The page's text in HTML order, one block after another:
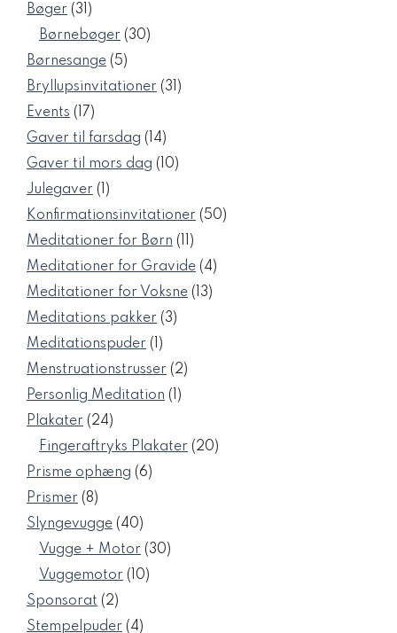
Bøger 31 31
Børnebøger 3030
Børnesange 55
varer
Bryllupsinvitationer 31 31
Events 1717
varer
Gaver til farsdag 1414
varer
Gaver til mors dag 1010
Julegaver
1
vare
Konfirmationsinvitationer 5050
Meditationer for Børn
11
varer
Meditationer for Gravide 44
Meditationer for Voksne 1313
Meditations pakker 33
Meditationspuder
1
vare
Menstruationstrusser 22
Personlig Meditation
1
Plakater 2424
varer
Fingeraftryks Plakater 2020
Prisme ophæng 66
Prismer 88
varer
Slyngevugge 4040
varer
Vugge + Motor 3030
Vuggemotor 1010
Sponsorat 22
varer
Stempelpuder 44